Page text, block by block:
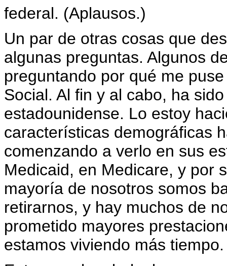
federal. (Aplausos.)
Un par de otras cosas que
algunas preguntas. Algunos
preguntando por qué me
Social. Al fin y al cabo, ha
estadounidense. Lo estoy
características demográficas
comenzando a verlo en sus
Medicaid, en Medicare, y por
mayoría de nosotros somos
retirarnos, y hay muchos de
prometido mayores
estamos viviendo más tiempo.